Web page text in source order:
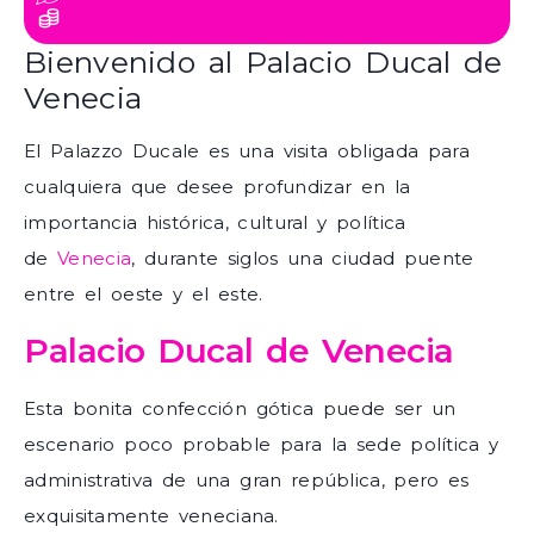
Bienvenido al Palacio Ducal de
Venecia
El Palazzo Ducale es una visita obligada para
cualquiera que desee profundizar en la
importancia histórica, cultural y política
deVenecia, durante siglos una ciudad puente
entre el oeste y el este.
Palacio Ducal de Venecia
Esta bonita confección gótica puede ser un
escenario poco probable para la sede política y
administrativa de una gran república, pero es
exquisitamente veneciana.